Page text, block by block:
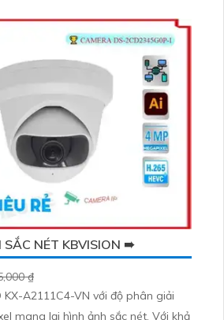
NÉT KBVISION ➠
₫
A2111C4-VN với độ phân giải
lại hình ảnh sắc nét. Với khả